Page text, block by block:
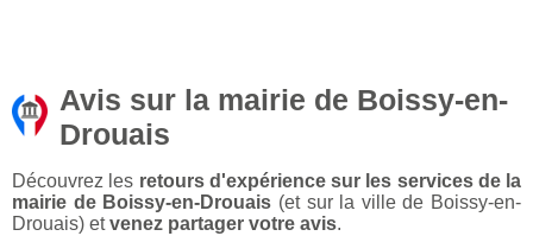
Avis sur la mairie de Boissy-en-
Drouais
Découvrez les retours d'expérience sur les services de la
mairie de Boissy-en-Drouais (et sur la ville de Boissy-en-
Drouais) etvenez partager votre avis.